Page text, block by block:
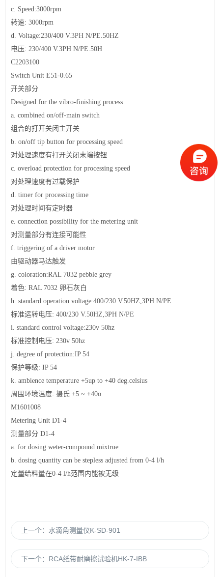
c. Speed:3000rpm
转速: 3000rpm
d. Voltage:230/400 V.3PH N/PE.50HZ
电压: 230/400 V.3PH N/PE.50H
C2203100
Switch Unit E51-0.65
开关部分
Designed for the vibro-finishing process
a. combined on/off-main switch
组合的打开关闭主开关
b. on/off tip button for processing speed
对处理速度有打开关闭末端按钮
c. overload protection for processing speed
对处理速度有过载保护
d. timer for processing time
对处理时间有定时器
e. connection possibility for the metering unit
对测量部分有连接可能性
f. triggering of a driver motor
由驱动器马达触发
g. coloration:RAL 7032 pebble grey
着色: RAL 7032 卵石灰白
h. standard operation voltage:400/230 V.50HZ,3PH N/PE
标准运转电压: 400/230 V.50HZ,3PH N/PE
i. standard control voltage:230v 50hz
标准控制电压: 230v 50hz
j. degree of protection:IP 54
保护等级: IP 54
k. ambience temperature +5up to +40 deg.celsius
周围环境温度:摄氏+5 ~ +40o
M1601008
Metering Unit D1-4
测量部分D1-4
a. for dosing weter-compound mixtrue
b. dosing quantity can be stepless adjusted from 0-4 l/h
定量给料量在0-4 l/h范围内能被无级
上一个： 水滴角测量仪K-SD-901​
下一个： RCA纸带耐磨擦试验机HK-7-IBB